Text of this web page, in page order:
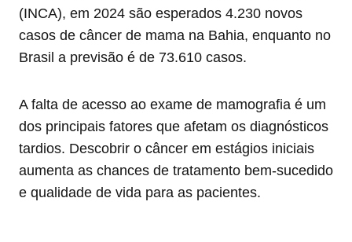
(INCA), em 2024 são esperados 4.230 novos
casos de câncer de mama na Bahia, enquanto no
Brasil a previsão é de 73.610 casos.
A falta de acesso ao exame de mamografia é um
dos principais fatores que afetam os diagnósticos
tardios. Descobrir o câncer em estágios iniciais
aumenta as chances de tratamento bem-sucedido
e qualidade de vida para as pacientes.